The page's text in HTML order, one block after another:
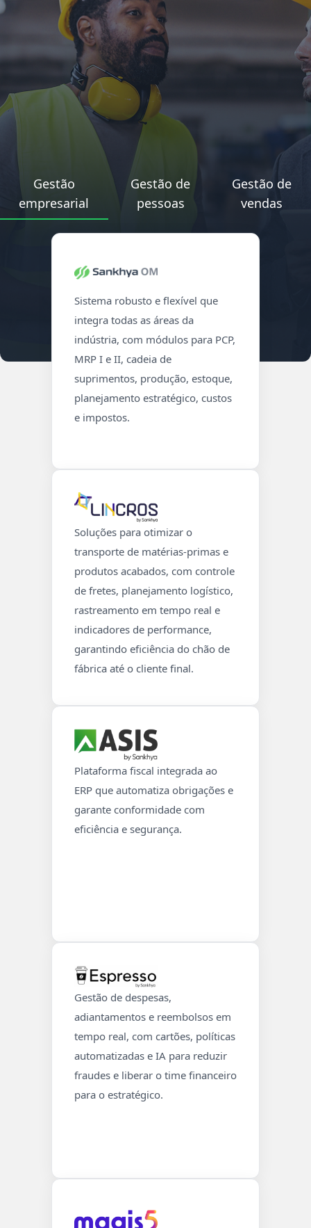
Gestão
empresarial
Gestão de
pessoas
Gestão de
vendas
Sistema robusto e flexível que
integra todas as áreas da
indústria, com módulos para PCP,
MRP I e II, cadeia de
suprimentos, produção, estoque,
planejamento estratégico, custos
e impostos.
Soluções para otimizar o
transporte de matérias-primas e
produtos acabados, com controle
de fretes, planejamento logístico,
rastreamento em tempo real e
indicadores de performance,
garantindo eficiência do chão de
fábrica até o cliente final.
Plataforma fiscal integrada ao
ERP que automatiza obrigações e
garante conformidade com
eficiência e segurança.
Gestão de despesas,
adiantamentos e reembolsos em
tempo real, com cartões, políticas
automatizadas e IA para reduzir
fraudes e liberar o time financeiro
para o estratégico.